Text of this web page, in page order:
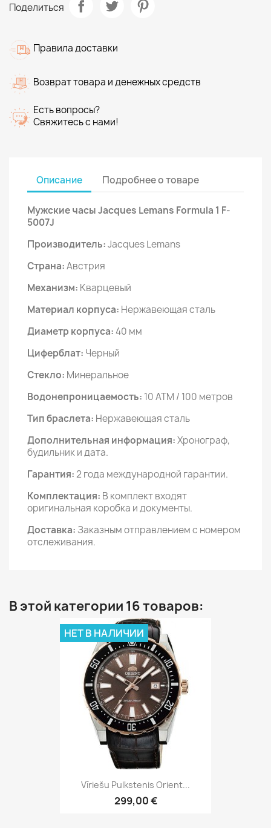
Поделиться
Правила доставки
Возврат товара и денежных средств
Есть вопросы?
Свяжитесь с нами!
Описание Подробнее о товаре
Мужские часы Jacques Lemans Formula 1 F-
5007J
Производитель:Jacques Lemans
Страна:Австрия
Механизм: Кварцевый
Материал корпуса: Нержавеющая сталь
Диаметр корпуса:40 мм
Циферблат: Черный
Стекло: Минеральное
Водонепроницаемость: 10 АТМ / 100 метров
Тип браслета: Нержавеющая сталь
Дополнительная информация:Хронограф,
будильник и дата.
Гарантия:2 года международной гарантии.
Комплектация: В комплект входят
оригинальная коробка и документы.
Доставка: Заказным отправлением с номером
отслеживания.
В этой категории 16 товаров:
Vīriešu Pulkstenis Orient...
299,00 €
НЕТ В НАЛИЧИИ